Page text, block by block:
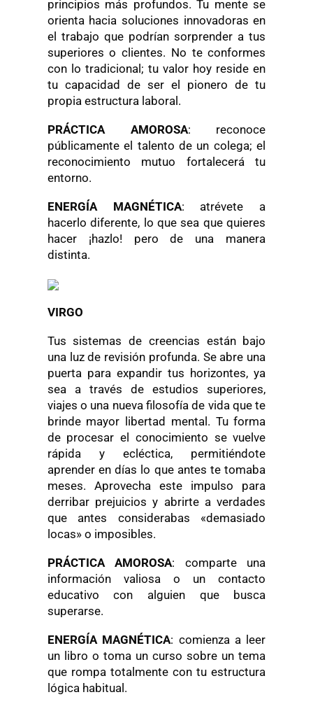
principios más profundos. Tu mente se
orienta hacia soluciones innovadoras en
el trabajo que podrían sorprender a tus
superiores o clientes. No te conformes
con lo tradicional; tu valor hoy reside en
tu capacidad de ser el pionero de tu
propia estructura laboral.
PRÁCTICA AMOROSA: reconoce
públicamente el talento de un colega; el
reconocimiento mutuo fortalecerá tu
entorno.
ENERGÍA MAGNÉTICA: atrévete a
hacerlo diferente, lo que sea que quieres
hacer ¡hazlo! pero de una manera
distinta.
VIRGO
Tus sistemas de creencias están bajo
una luz de revisión profunda. Se abre una
puerta para expandir tus horizontes, ya
sea a través de estudios superiores,
viajes o una nueva filosofía de vida que te
brinde mayor libertad mental. Tu forma
de procesar el conocimiento se vuelve
rápida y ecléctica, permitiéndote
aprender en días lo que antes te tomaba
meses. Aprovecha este impulso para
derribar prejuicios y abrirte a verdades
que antes considerabas «demasiado
locas» o imposibles.
PRÁCTICA AMOROSA: comparte una
información valiosa o un contacto
educativo con alguien que busca
superarse.
ENERGÍA MAGNÉTICA: comienza a leer
un libro o toma un curso sobre un tema
que rompa totalmente con tu estructura
lógica habitual.